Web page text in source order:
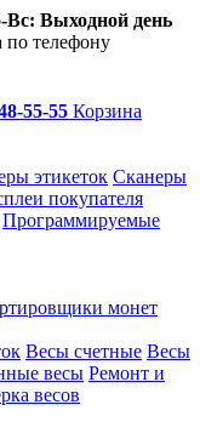
Выходной день
по телефону
55-55 Корзина
этикеток Сканеры
покупателя
Программируемые
монет
Весы счетные Весы
весы Ремонт и
весов